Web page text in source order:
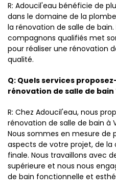
R: Adoucil'eau bénéficie de
dans le domaine de la
la rénovation de salle de
compagnons qualifiés met
pour réaliser une rénovation
qualité.
Q: Quels services
rénovation de salle de bain
R: Chez Adoucil'eau, nous
rénovation de salle de bain à
Nous sommes en mesure de
aspects de votre projet, de
finale. Nous travaillons avec
supérieure et nous nous
de bain fonctionnelle et